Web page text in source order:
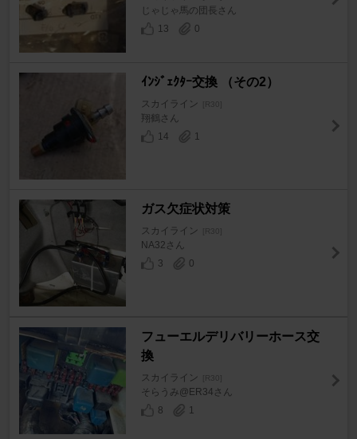
じゃじゃ馬の団長さん
13
0
ｲﾝｼﾞｪｸﾀｰ交換 （その2）
スカイライン [R30]
翔鶴さん
14
1
ガス欠症状対策
スカイライン [R30]
NA32さん
3
0
フューエルデリバリーホース交
換
スカイライン [R30]
そらうみ@ER34さん
8
1